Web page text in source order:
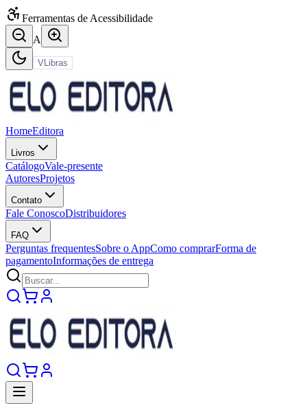
Ferramentas de Acessibilidade
A
VLibras
HomeEditora
Livros
CatálogoVale-presente
AutoresProjetos
Contato
Fale ConoscoDistribuidores
FAQ
Perguntas frequentesSobre o AppComo comprarForma de
pagamentoInformações de entrega